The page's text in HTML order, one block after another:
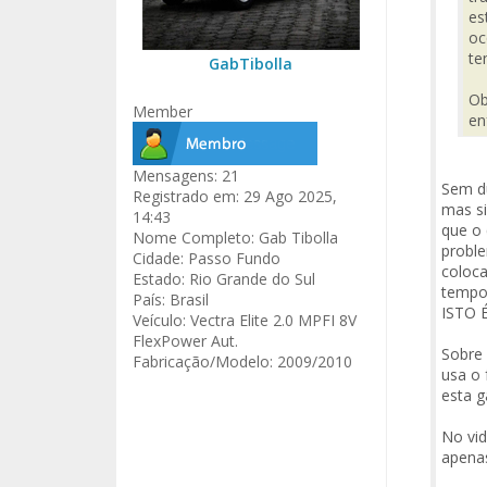
GabTibolla
Member
Mensagens: 21
Registrado em: 29 Ago 2025,
14:43
Nome Completo: Gab Tibolla
Cidade: Passo Fundo
Estado: Rio Grande do Sul
País: Brasil
Veículo: Vectra Elite 2.0 MPFI 8V
FlexPower Aut.
Fabricação/Modelo: 2009/2010
Sem
mas
que o
tempo
ISTO
usa o
esta
No